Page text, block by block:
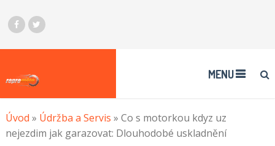
MENU
Úvod » Údržba a Servis » Co s motorkou kdyz uz
nejezdim jak garazovat: Dlouhodobé uskladnění